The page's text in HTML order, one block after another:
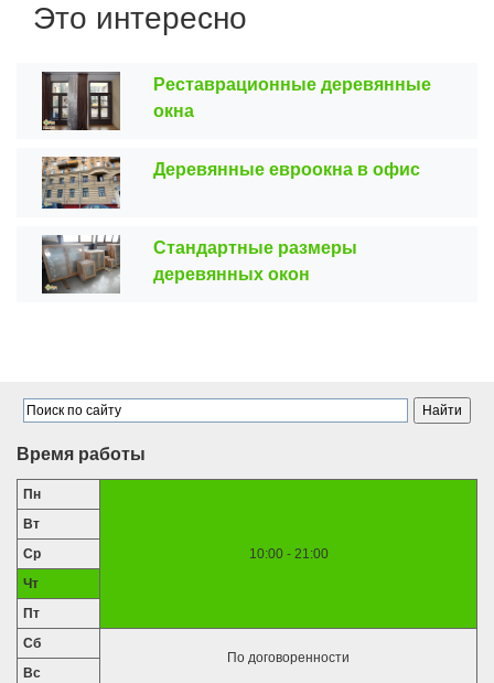
Это интересно
Реставрационные деревянные
окна
Деревянные евроокна в офис
Стандартные размеры
деревянных окон
Время работы
Пн
10:00 - 21:00
Вт
Ср
Чт
Пт
Сб
По договоренности
Вс